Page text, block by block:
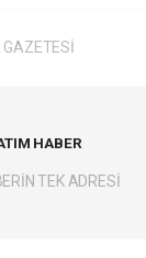
HABER
TEK ADRESİ